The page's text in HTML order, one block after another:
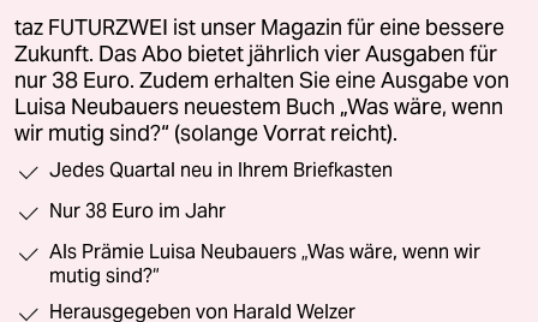
taz FUTURZWEI ist unser Magazin für eine bessere
Zukunft. Das Abo bietet jährlich vier Ausgaben für
nur 38 Euro. Zudem erhalten Sie eine Ausgabe von
Luisa Neubauers neuestem Buch „Was wäre, wenn
wir mutig sind?“ (solange Vorrat reicht).
Jedes Quartal neu in Ihrem Briefkasten
Nur 38 Euro im Jahr
Als Prämie Luisa Neubauers „Was wäre, wenn wir
mutig sind?“
Herausgegeben von Harald Welzer